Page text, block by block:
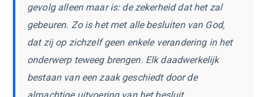
gevolg alleen maar is: de zekerheid dat het zal
gebeuren. Zo is het met alle besluiten van God,
dat zij op zichzelf geen enkele verandering in het
onderwerp teweeg brengen. Elk daadwerkelijk
bestaan van een zaak geschiedt door de